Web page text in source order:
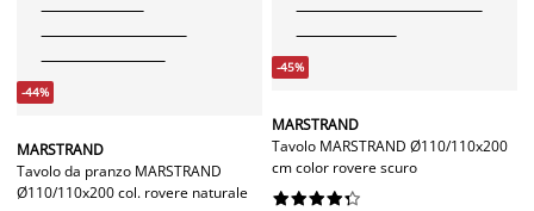
-44%
MARSTRAND
Tavolo da pranzo MARSTRAND
Ø110/110x200 col. rovere naturale
-45%
MARSTRAND
Tavolo MARSTRAND Ø110/110x200
cm color rovere scuro





